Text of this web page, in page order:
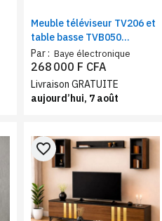
Meuble téléviseur TV206 et
table basse TVB050
assortie blanc beige
Par : Baye électronique
268 000 F CFA
Livraison GRATUITE
aujourd’hui, 7 août
favorite_border